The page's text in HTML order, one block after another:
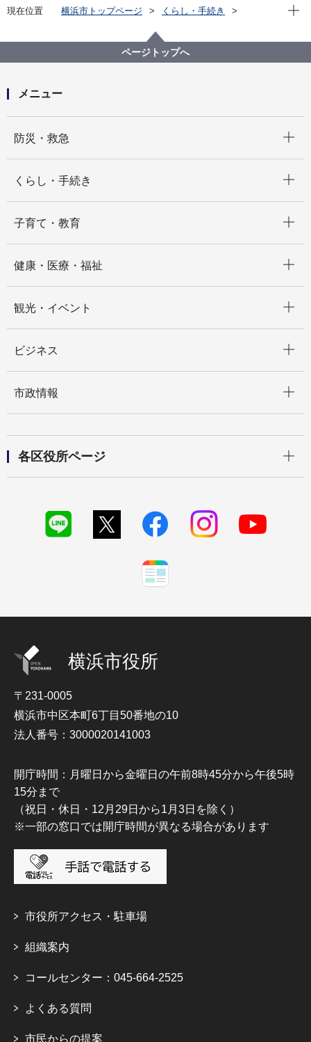
現在位置 横浜市トップページ
くらし・手続き
届出・証明（戸籍・住民票など）
戸籍・住民票・印鑑登録・マイナンバーカード
戸籍・住民票・印鑑登録などの証明発行
現在
ページトップへ
メニュー
防災・救急
くらし・手続き
子育て・教育
健康・医療・福祉
観光・イベント
ビジネス
市政情報
各区役所ページ
横浜市役所
〒231-0005
横浜市中区本町6丁目50番地の10
法人番号：3000020141003
開庁時間：月曜日から金曜日の午前8時45分から午後5時
15分まで
（祝日・休日・12月29日から1月3日を除く）
※一部の窓口では開庁時間が異なる場合があります
市役所アクセス・駐車場
組織案内
コールセンター：045-664-2525
よくある質問
市民からの提案